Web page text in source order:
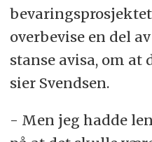
overbevise en del
stanse avisa, om at
sier Svendsen.
- Men jeg hadde